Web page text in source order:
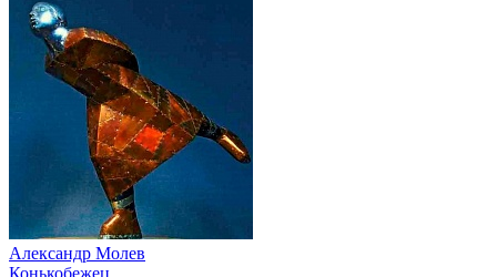
Александр Молев
Конькобежец